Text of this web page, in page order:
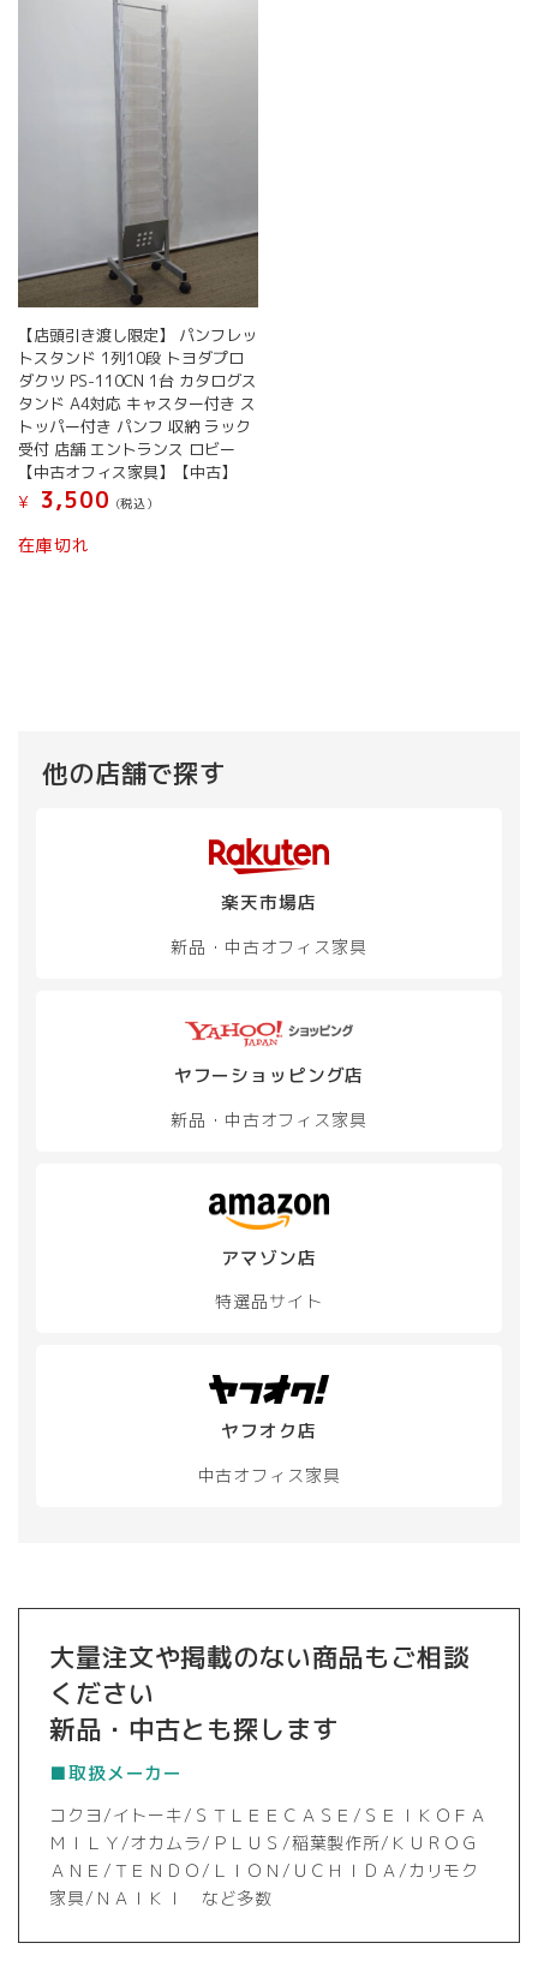
【店頭引き渡し限定】 パンフレッ
トスタンド 1列10段 トヨダプロ
ダクツ PS-110CN 1台 カタログス
タンド A4対応 キャスター付き ス
トッパー付き パンフ 収納 ラック
受付 店舗 エントランス ロビー
【中古オフィス家具】【中古】
¥
3,500 (税込）
在庫切れ
他の店舗で探す
楽天市場店
新品・中古オフィス家具
ヤフーショッピング店
新品・中古オフィス家具
アマゾン店
特選品サイト
ヤフオク店
中古オフィス家具
大量注文や掲載のない商品もご相談
ください
新品・中古とも探します
■取扱メーカー
コクヨ/イトーキ/ＳＴＬＥＥＣＡＳＥ/ＳＥＩＫＯＦＡ
ＭＩＬＹ/オカムラ/ＰＬＵＳ/稲葉製作所/ＫＵＲＯＧ
ＡＮＥ/ＴＥＮＤＯ/ＬＩＯＮ/ＵＣＨＩＤＡ/カリモク
家具/ＮＡＩＫＩ など多数